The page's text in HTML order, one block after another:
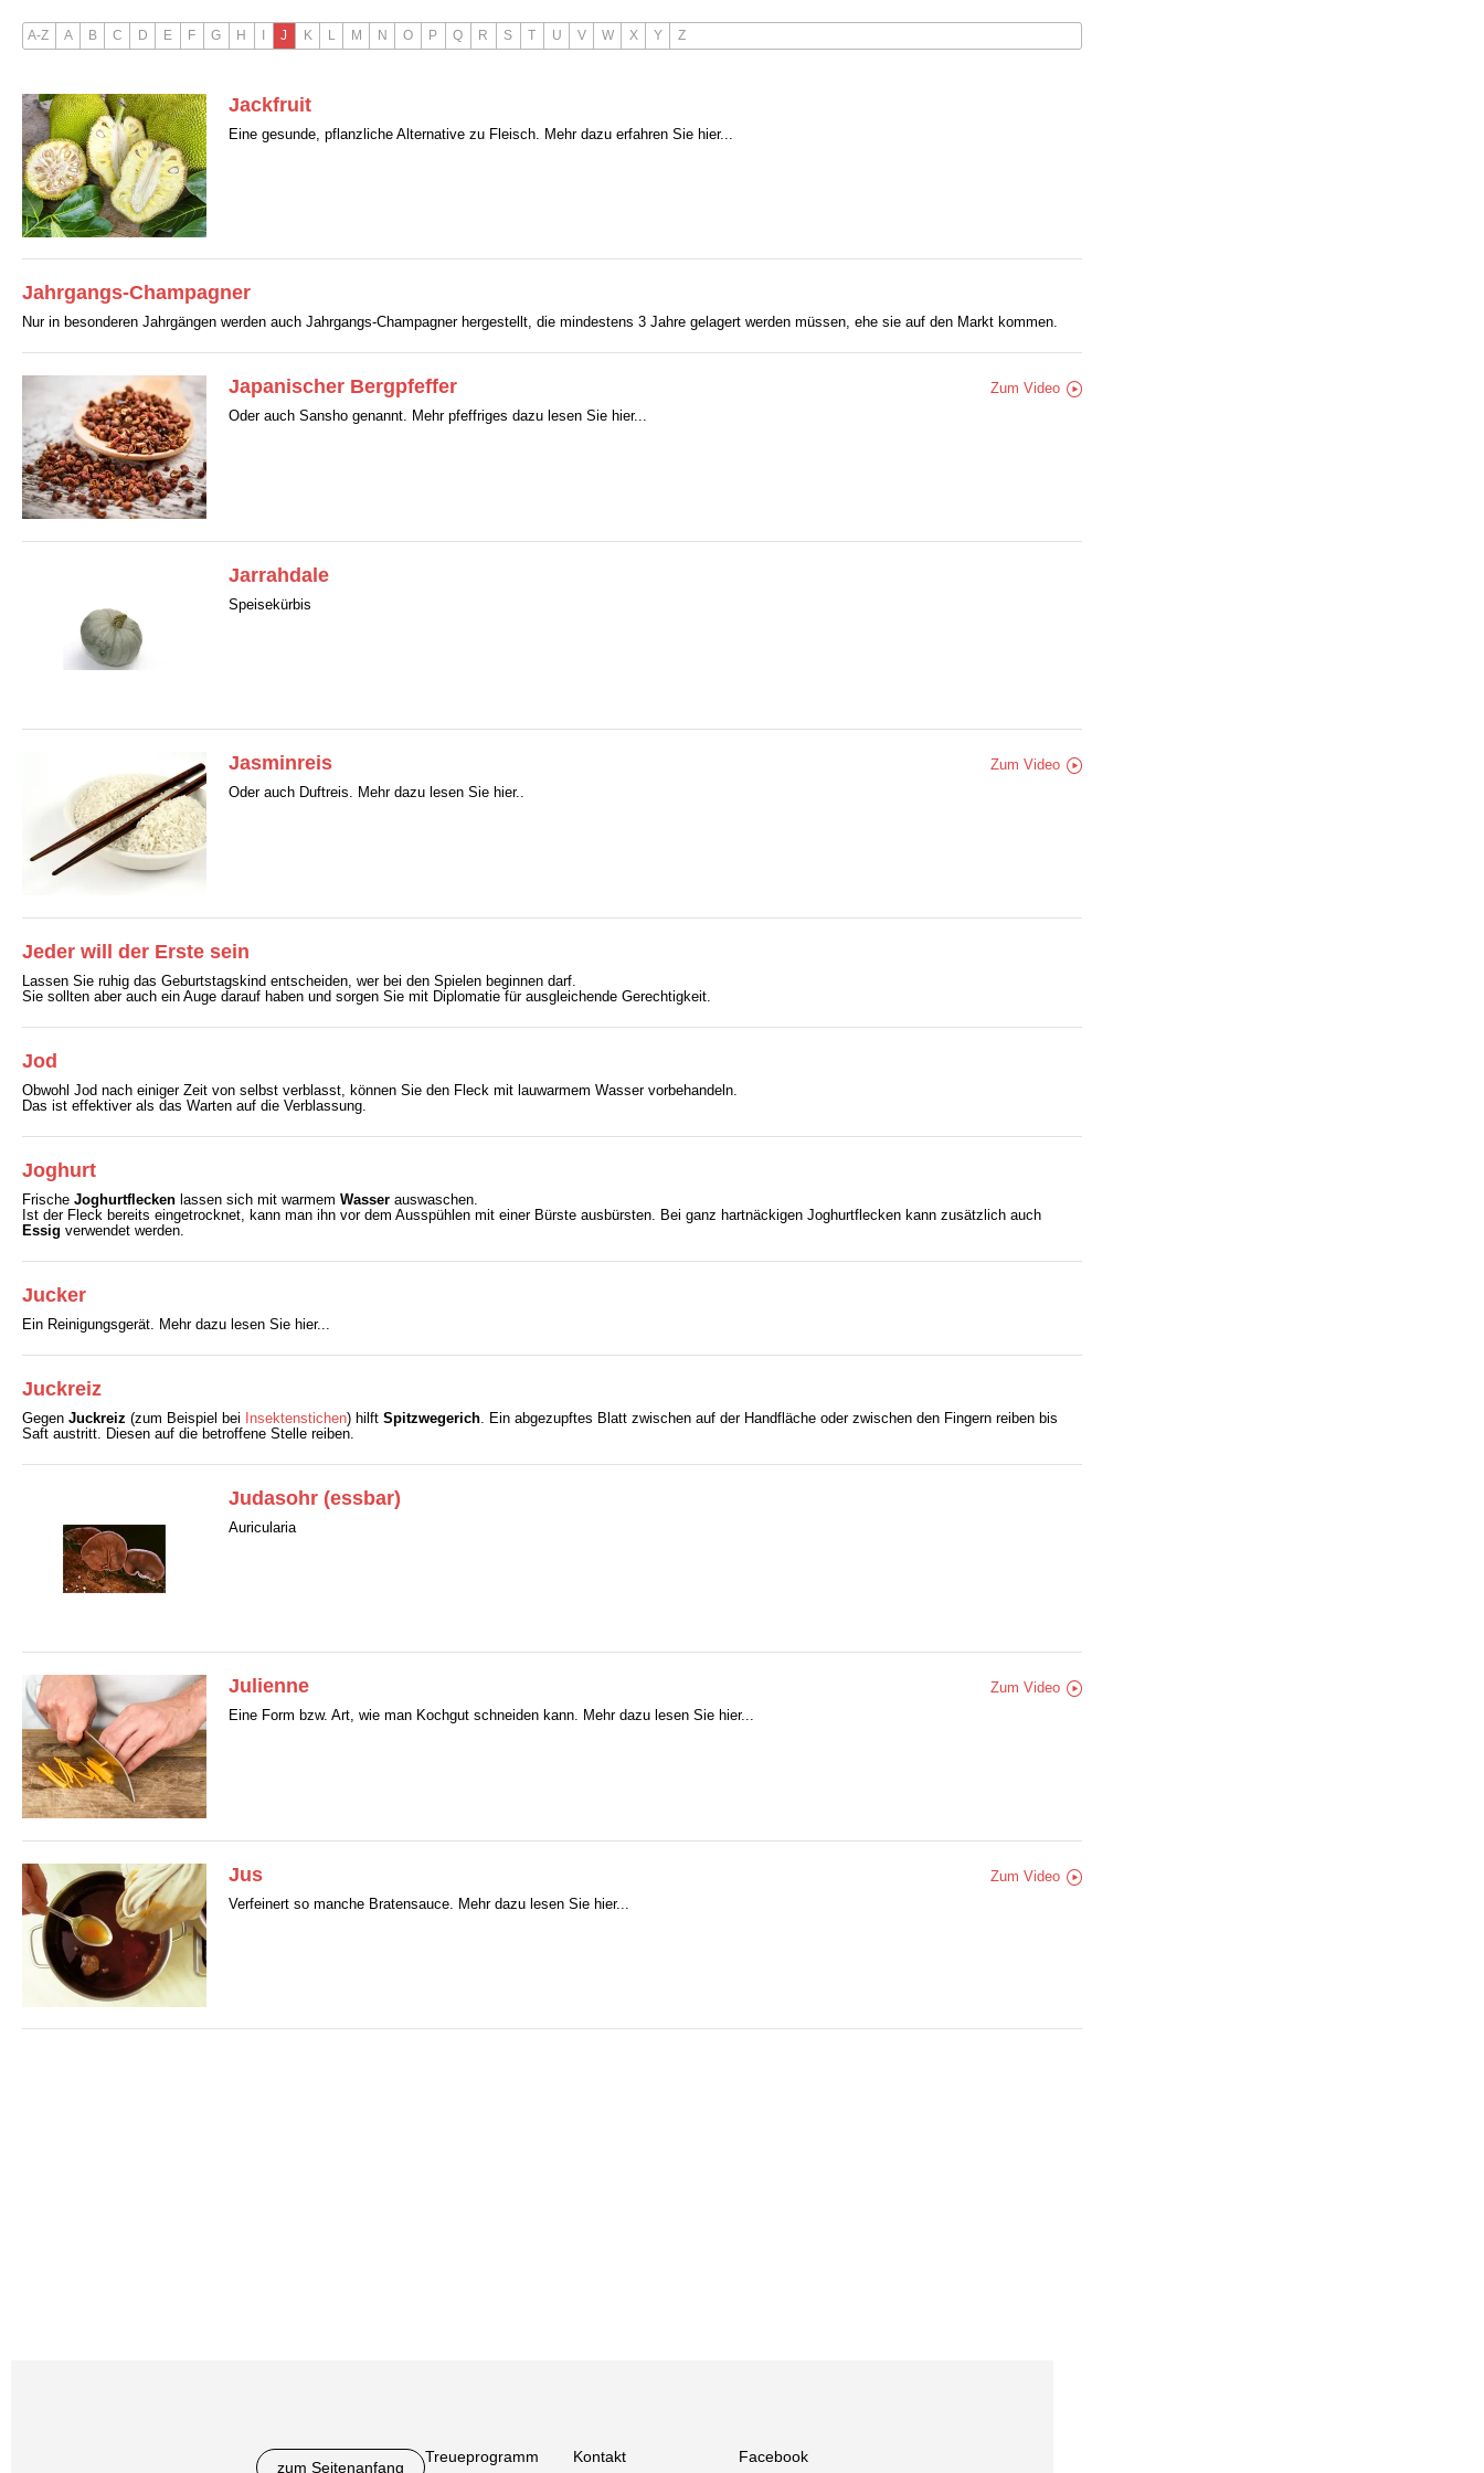
A-Z A B C D E F G H J K L M N O P Q R S T U V W X Y Z
Jackfruit
Eine gesunde, pflanzliche Alternative zu Fleisch. Mehr dazu erfahren Sie hier...
Jahrgangs-Champagner
Nur in besonderen Jahrgängen werden auch Jahrgangs-Champagner hergestellt, die mindestens 3 Jahre gelagert werden müssen, ehe sie auf den Markt kommen.
Zum Video
Japanischer Bergpfeffer
Oder auch Sansho genannt. Mehr pfeffriges dazu lesen Sie hier...
Jarrahdale
Speisekürbis
Zum Video
Jasminreis
Oder auch Duftreis. Mehr dazu lesen Sie hier..
Jeder will der Erste sein
Lassen Sie ruhig das Geburtstagskind entscheiden, wer bei den Spielen beginnen darf.
Sie sollten aber auch ein Auge darauf haben und sorgen Sie mit Diplomatie für ausgleichende Gerechtigkeit.
Jod
Obwohl Jod nach einiger Zeit von selbst verblasst, können Sie den Fleck mit lauwarmem Wasser vorbehandeln.
Das ist effektiver als das Warten auf die Verblassung.
Joghurt
Frische Joghurtflecken lassen sich mit warmem Wasser auswaschen.
Ist der Fleck bereits eingetrocknet, kann man ihn vor dem Ausspühlen mit einer Bürste ausbürsten. Bei ganz hartnäckigen Joghurtflecken kann zusätzlich auch
Essig verwendet werden.
Jucker
Ein Reinigungsgerät. Mehr dazu lesen Sie hier...
Juckreiz
Gegen Juckreiz (zum Beispiel bei Insektenstichen) hilft Spitzwegerich . Ein abgezupftes Blatt zwischen auf der Handfläche oder zwischen den Fingern reiben bis
Saft austritt. Diesen auf die betroffene Stelle reiben.
Judasohr (essbar)
Auricularia
Zum Video
Julienne
Eine Form bzw. Art, wie man Kochgut schneiden kann. Mehr dazu lesen Sie hier...
Zum Video
Jus
Verfeinert so manche Bratensauce. Mehr dazu lesen Sie hier...
zum Seitenanfang
Treueprogramm
Kontakt
Facebook